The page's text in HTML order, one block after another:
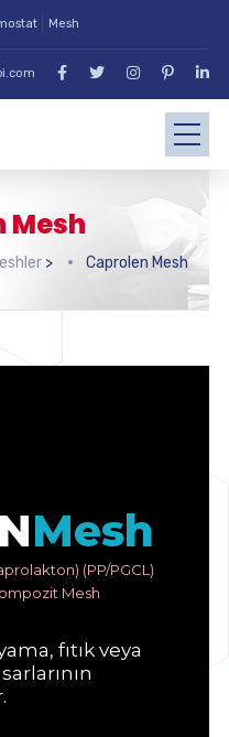
Mesh
Mesh
> Caprolen Mesh
N
(PP/PGCL)
Mesh
Mesh
fıtık veya